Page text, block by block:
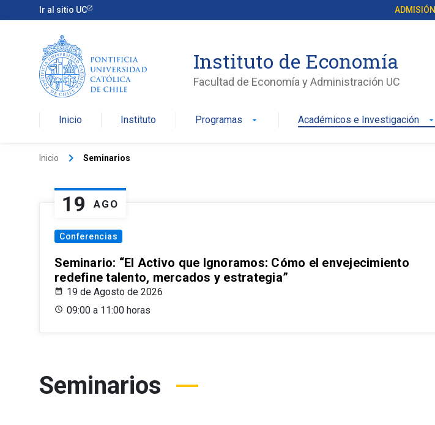
Ir al sitio UC ADMISIÓN
Instituto de Economía
Facultad de Economía y Administración UC
Inicio Instituto Programas arrow_drop_down Académicos e Investigación arrow_drop_down
Inicio keyboard_arrow_right Seminarios
19 AGO
Conferencias
Seminario: “El Activo que Ignoramos: Cómo el envejecimiento
redefine talento, mercados y estrategia”
19 de Agosto de 2026
09:00 a 11:00 horas
Seminarios